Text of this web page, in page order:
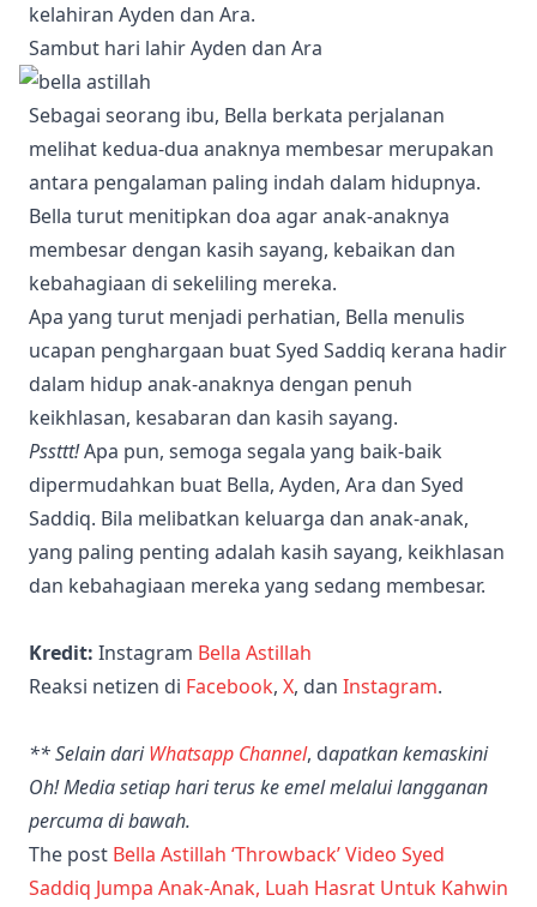
kelahiran Ayden dan Ara.
Sambut hari lahir Ayden dan Ara
Sebagai seorang ibu, Bella berkata perjalanan
melihat kedua-dua anaknya membesar merupakan
antara pengalaman paling indah dalam hidupnya.
Bella turut menitipkan doa agar anak-anaknya
membesar dengan kasih sayang, kebaikan dan
kebahagiaan di sekeliling mereka.
Apa yang turut menjadi perhatian, Bella menulis
ucapan penghargaan buat Syed Saddiq kerana hadir
dalam hidup anak-anaknya dengan penuh
keikhlasan, kesabaran dan kasih sayang.
Pssttt!Apa pun, semoga segala yang baik-baik
dipermudahkan buat Bella, Ayden, Ara dan Syed
Saddiq. Bila melibatkan keluarga dan anak-anak,
yang paling penting adalah kasih sayang, keikhlasan
dan kebahagiaan mereka yang sedang membesar.
Kredit: Instagram Bella Astillah
Reaksi netizen di Facebook, X, dan Instagram.
** Selain dariWhatsapp Channel, dapatkan kemaskini
Oh! Media setiap hari terus ke emel melalui langganan
percuma di bawah.
The post Bella Astillah ‘Throwback’ Video Syed
Saddiq Jumpa Anak-Anak, Luah Hasrat Untuk Kahwin